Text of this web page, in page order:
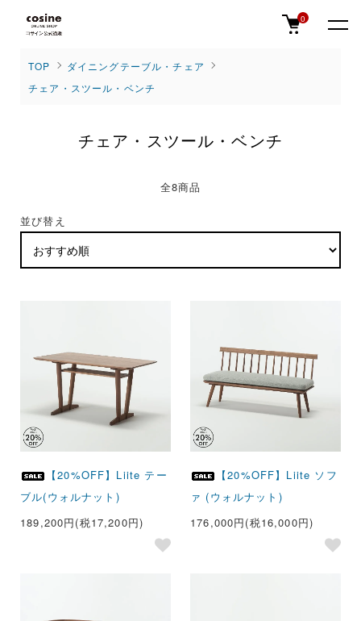
0
TOP
ダイニングテーブル・チェア
チェア・スツール・ベンチ
チェア・スツール・ベンチ
全8商品
並び替え
【20%OFF】Liite テー
ブル(ウォルナット)
189,200円(税17,200円)
【20%OFF】Liite ソフ
ァ (ウォルナット)
176,000円(税16,000円)